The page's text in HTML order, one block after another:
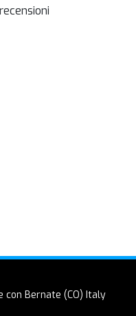
con Bernate (CO) Italy